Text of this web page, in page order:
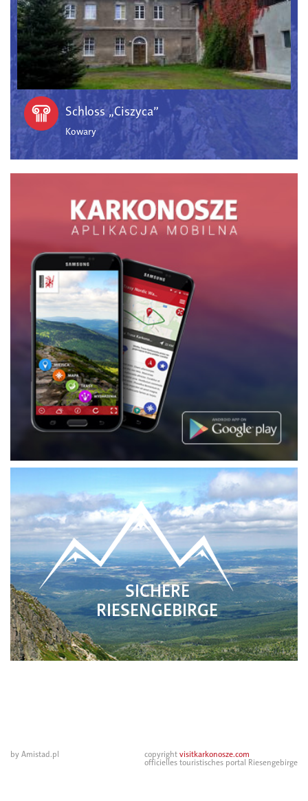
Schloss „Ciszyca”
Kowary
SICHERE
RIESENGEBIRGE
by Amistad.pl copyright visitkarkonosze.com
officielles touristisches portal Riesengebirge